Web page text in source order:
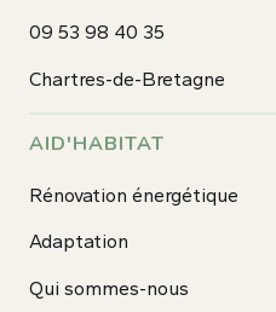
09 53 98 40 35
Chartres-de-Bretagne
AID'HABITAT
Rénovation énergétique
Adaptation
Qui sommes-nous